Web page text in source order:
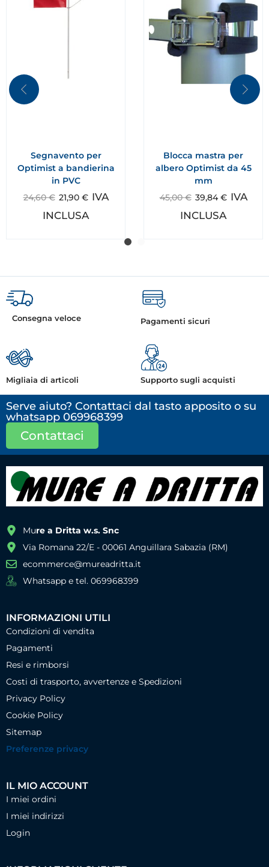
Segnavento per
Optimist a bandierina
in PVC
24,60€ 21,90 € IVA
INCLUSA
Blocca mastra per
albero Optimist da 45
mm
45,00€ 39,84€ IVA
INCLUSA
Consegna veloce Pagamenti sicuri
Migliaia di articoli Supporto sugli acquisti
Serve aiuto? Contattaci dal tasto apposito o su
whatsapp 069968399
Contattaci
Mure a Dritta w.s. Snc
Via Romana 22/E - 00061 Anguillara Sabazia (RM)
ecommerce@mureadritta.it
Whatsapp e tel. 069968399
INFORMAZIONI UTILI
Condizioni di vendita
Pagamenti
Resi e rimborsi
Costi di trasporto, avvertenze e Spedizioni
Privacy Policy
Cookie Policy
Sitemap
Preferenze privacy
IL MIO ACCOUNT
I miei ordini
I miei indirizzi
Login